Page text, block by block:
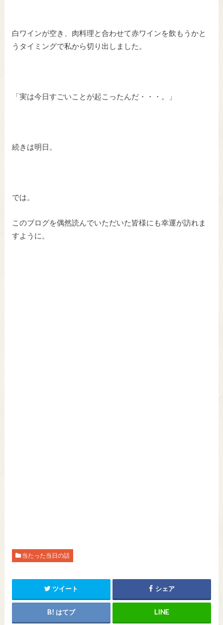
白ワインが空き、肉料理と合わせて赤ワインを飲もうかと
うタイミングで私から切り出しました。
「実は今日すごいことが起こったんだ・・・。」
続きは明日。
では。
このブログを偶然読んでいただいた皆様にも幸運が訪れま
すように。
当たった当日の話
ツイート シェア
はてブ